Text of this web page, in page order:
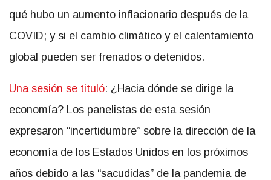
qué hubo un aumento inflacionario después de la
COVID; y si el cambio climático y el calentamiento
global pueden ser frenados o detenidos.
Una sesión se tituló: ¿Hacia dónde se dirige la
economía? Los panelistas de esta sesión
expresaron “incertidumbre” sobre la dirección de la
economía de los Estados Unidos en los próximos
años debido a las “sacudidas” de la pandemia de